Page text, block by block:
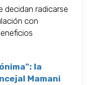
decidan radicarse
con
la
Mamani